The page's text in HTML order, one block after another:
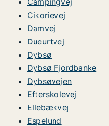
Campingvej
Cikorievej
Damvej
Dueurtvej
Dybsø
Dybsø Fjordbanke
Dybsøvejen
Efterskolevej
Ellebækvej
Espelund